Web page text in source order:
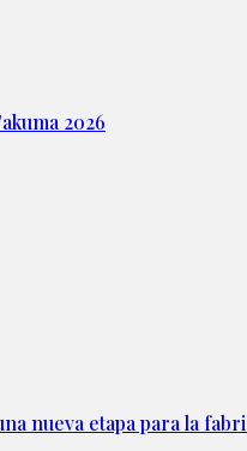
2026
nueva etapa para la